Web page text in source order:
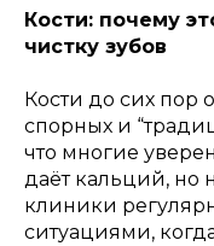
Кости: почему
чистку зубов
Кости до сих пор
спорных и
что многие
даёт кальций, но
клиники
ситуациями,